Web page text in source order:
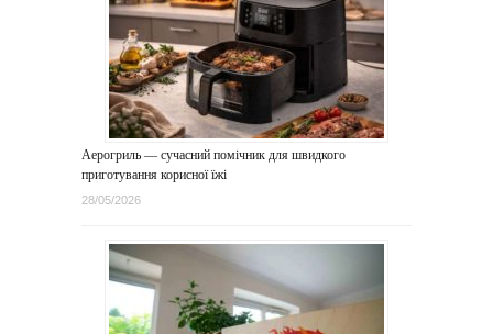
Аерогриль — сучасний помічник для швидкого
приготування корисної їжі
28/05/2026